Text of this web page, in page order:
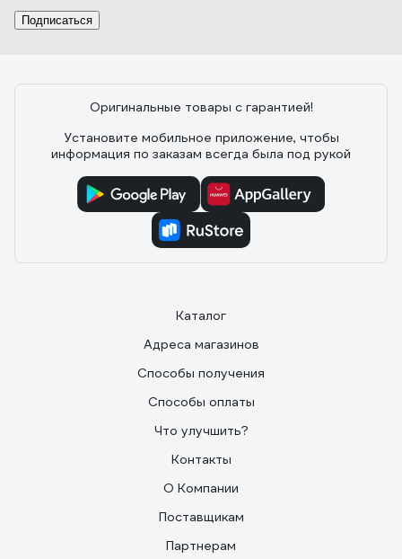
Подписаться
Оригинальные товары с гарантией!
Установите мобильное приложение, чтобы
информация по заказам всегда была под рукой
Каталог
Адреса магазинов
Способы получения
Способы оплаты
Что улучшить?
Контакты
О Компании
Поставщикам
Партнерам